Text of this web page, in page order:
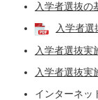
入学者選抜の
入学者
入学者選抜実
入学者選抜実
インターネッ